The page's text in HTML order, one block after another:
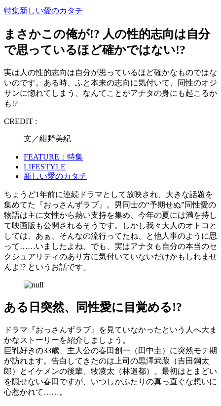
特集新しい愛のカタチ
まさかこの俺が!? 人の性的志向は自分
で思っているほど確かではない!?
実は人の性的志向は自分が思っているほど確かなものではな
いのです。ある時、ふと本来の志向に気付いて、同性のオジ
サンに惚れてしまう、なんてことがアナタの身にも起こるか
も!?
CREDIT :
文／紺野美紀
FEATURE：特集
LIFESTYLE
新しい愛のカタチ
ちょうど1年前に連続ドラマとして放映され、大きな話題を
集めてた『おっさんずラブ』。男同士の“予期せぬ”同性愛の
物語は主に女性から熱い支持を集め、今年の夏には満を持し
て映画版も公開されるそうです。しかし我々大人のオトコと
しては、あぁ、そんなの流行ってたね、と他人事のように思
って……いましたよね。でも、実はアナタも自分の本当のセ
クシュアリティのあり方に気付いていないだけかもしれませ
んよ!? というお話です。
ある日突然、同性愛に目覚める!?
ドラマ『おっさんずラブ』を見ていなかったという人へ大ま
かなストーリーを紹介しましょう。
巨乳好きの33歳、主人公の春田創一（田中圭）に突然モテ期
が訪れます。告白してきたのは上司の黒澤武蔵（吉田鋼太
郎）とイケメンの後輩、牧凌太（林遣都）。最初はとまどい
を隠せない春田ですが、いつしかふたりの真っ直ぐな想いに
心惹かれて……。